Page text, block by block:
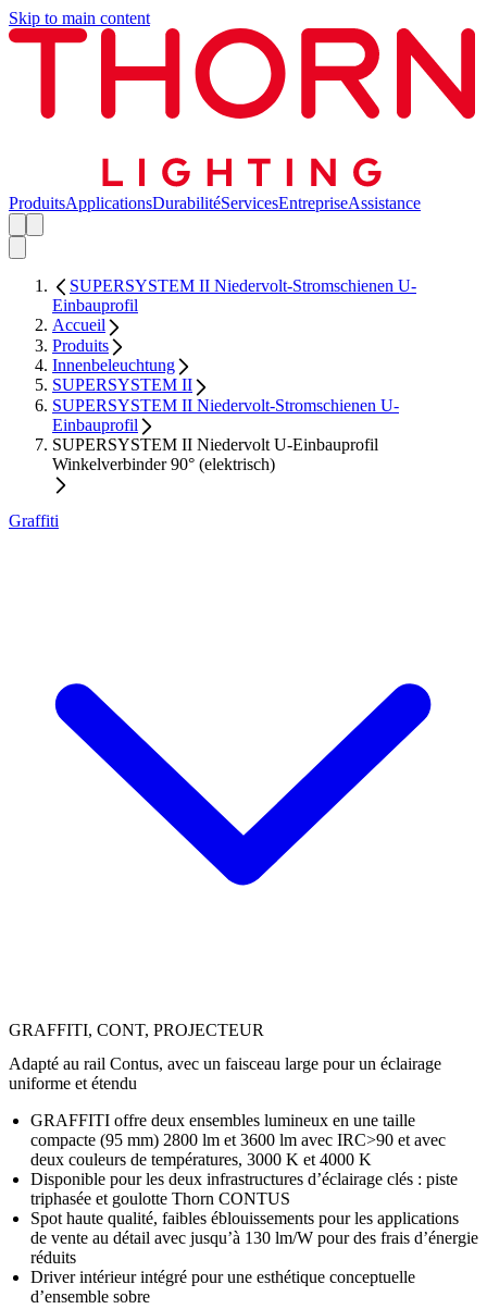
Skip to main content
ProduitsApplicationsDurabilitéServicesEntrepriseAssistance
SUPERSYSTEM II Niedervolt-Stromschienen U-
Einbauprofil
Accueil
Produits
Innenbeleuchtung
SUPERSYSTEM II
SUPERSYSTEM II Niedervolt-Stromschienen U-
Einbauprofil
SUPERSYSTEM II Niedervolt U-Einbauprofil
Winkelverbinder 90° (elektrisch)
Graffiti
GRAFFITI, CONT, PROJECTEUR
Adapté au rail Contus, avec un faisceau large pour un éclairage
uniforme et étendu
GRAFFITI offre deux ensembles lumineux en une taille
compacte (95 mm) 2800 lm et 3600 lm avec IRC>90 et avec
deux couleurs de températures, 3000 K et 4000 K
Disponible pour les deux infrastructures d’éclairage clés : piste
triphasée et goulotte Thorn CONTUS
Spot haute qualité, faibles éblouissements pour les applications
de vente au détail avec jusqu’à 130 lm/W pour des frais d’énergie
réduits
Driver intérieur intégré pour une esthétique conceptuelle
d’ensemble sobre